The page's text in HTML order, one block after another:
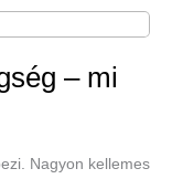
– mi
Nagyon kellemes